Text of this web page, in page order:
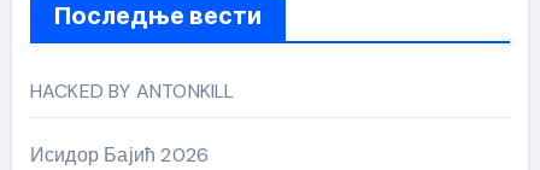
Последње вести
HACKED BY ANTONKILL
Исидор Бајић 2026